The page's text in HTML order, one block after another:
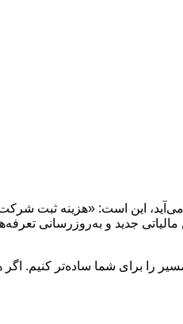
این است: «هزینه ثبت
در سال ۱۴۰۴ نیز با توجه به شرایط اقتصادی، قوانین
در سال ۱۴۰۴ صحبت می‌کنیم و سعی داریم مسیر را